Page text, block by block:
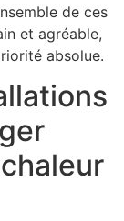
de ces
et agréable,
absolue.